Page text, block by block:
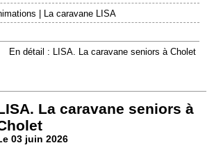
La caravane LISA
En détail : LISA. La caravane seniors à Cholet
La caravane seniors à
03 juin 2026